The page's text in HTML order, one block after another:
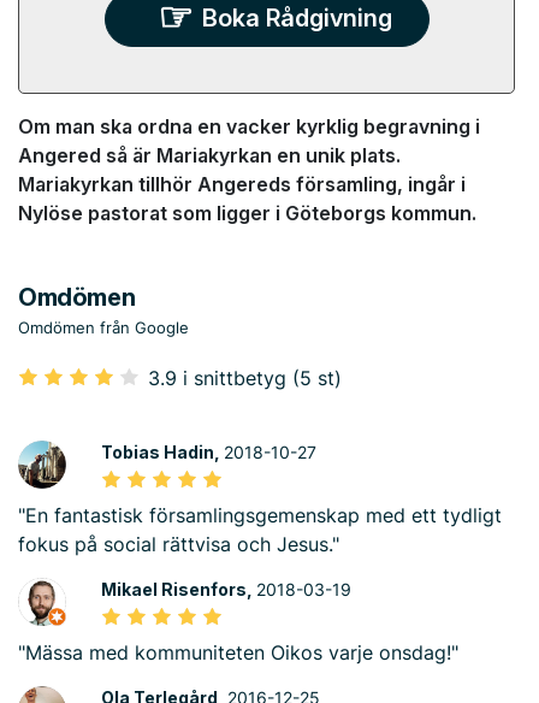
Boka Rådgivning
Om man ska ordna en vacker kyrklig begravning i
Angered så är Mariakyrkan en unik plats.
Mariakyrkan tillhör Angereds församling, ingår i
Nylöse pastorat som ligger i Göteborgs kommun.
Omdömen
Omdömen från Google
3.9 i snittbetyg (5 st)
Tobias Hadin, 2018-10-27
"En fantastisk församlingsgemenskap med ett tydligt
fokus på social rättvisa och Jesus."
Mikael Risenfors, 2018-03-19
"Mässa med kommuniteten Oikos varje onsdag!"
Ola Terlegård, 2016-12-25